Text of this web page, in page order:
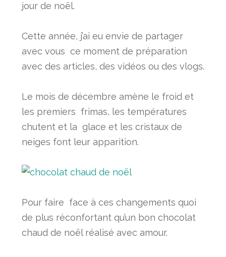
jour de noël.
Cette année, j’ai eu envie de partager
avec vous ce moment de préparation
avec des articles, des vidéos ou des vlogs.
Le mois de décembre amène le froid et
les premiers frimas, les températures
chutent et la glace et les cristaux de
neiges font leur apparition.
Pour faire face à ces changements quoi
de plus réconfortant qu’un bon chocolat
chaud de noël réalisé avec amour.